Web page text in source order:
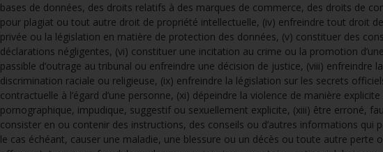
bases de données, des droits relatifs à des marques de commerce, des droits de
pour plagiat ou tout autre droit de propriété intellectuelle, (iv) enfreindre tout droit
privée ou la législation en matière de protection des données, (v) constituer des
déclarations négligentes, (vi) constituer une incitation au crime ou la promotion
passible d’outrage au tribunal ou enfreindre une décision de justice, (viii) enfreindre
discrimination raciale ou religieuse, (ix) enfreindre la législation sur les secrets
contractuelle à l’égard d’une personne, (xi) dépeindre la violence de manière
pornographique, impudique, suggestif ou sexuellement explicite, (xiii) être erroné,
consister en ou contenir des instructions, des conseils ou d’autres informations qui
le cas échéant, causer une maladie, une blessure ou un décès ou toute autre perte